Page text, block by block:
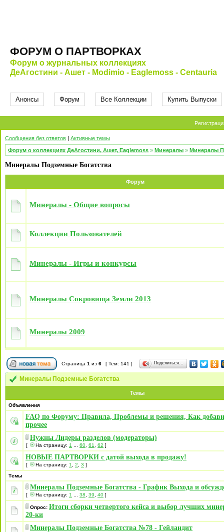
ФОРУМ О ПАРТВОРКАХ
Форум о журнальных коллекциях
ДеАгостини - Ашет - Modimio - Eaglemoss - Centauria
Анонсы Форум Все Коллекции Купить Выпуски
Сообщения без ответов | Активные темы
Форум о коллекциях ДеАгостини, Ашет, Eaglemoss » Минералы » Минералы
Минералы Подземные Богатства
Форум
Минералы - Общие вопросы
Коллекции Пользователей
Минералы - Игры и конкурсы
Минералы Сокровища Земли 2013
Минералы 2009
Страница 1 из 6 [ Тем: 141 ] Поделиться…
Минералы Подземные Богатства
Темы
Объявления
FAQ по Форуму: Правила, Проблемы и решения, Как
прочее
Нужны Лидеры разделов (модераторы)
[ На страницу: 1 60 61 62 ]
НОВЫЕ ПАРТВОРКИ с датой выхода в продажу!
[ На страницу: 1 2 3 ]
Темы
Минералы Подземные Богатства - График Выхода и
[ На страницу: 1 38 39 40 ]
Опрос: Итоги сборки четвертого кейса и выбор лучших
20-ки
Минералы Подземные Богатства №78 - Гейландит